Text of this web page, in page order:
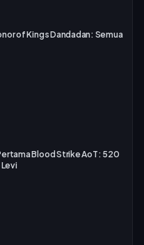
of Kings Dandadan: Semua
Blood Strike AoT: 520